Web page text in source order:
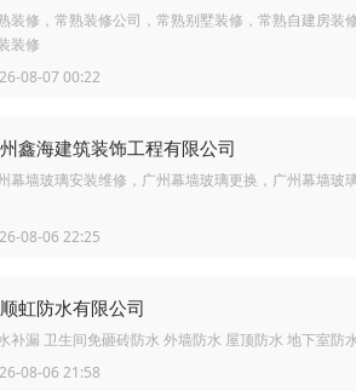
装修，常熟装修公司，常熟别墅装修，常熟自建房装
装修
08-07 00:22
鑫海建筑装饰工程有限公司
幕墙玻璃安装维修，广州幕墙玻璃更换，广州幕墙玻
08-06 22:25
虹防水有限公司
补漏 卫生间免砸砖防水 外墙防水 屋顶防水 地下室防
08-06 21:58